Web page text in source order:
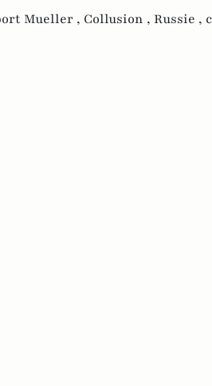
Mueller , Collusion , Russie ,